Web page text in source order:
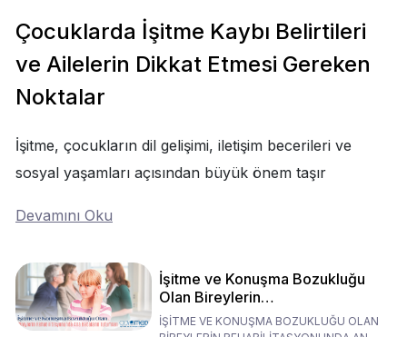
Çocuklarda İşitme Kaybı Belirtileri
ve Ailelerin Dikkat Etmesi Gereken
Noktalar
İşitme, çocukların dil gelişimi, iletişim becerileri ve
sosyal yaşamları açısından büyük önem taşır
Devamını Oku
İşitme ve Konuşma Bozukluğu
Olan Bireylerin
Rehabilitasyonunda Ana
Babaların Tutumları
İŞİTME VE KONUŞMA BOZUKLUĞU OLAN